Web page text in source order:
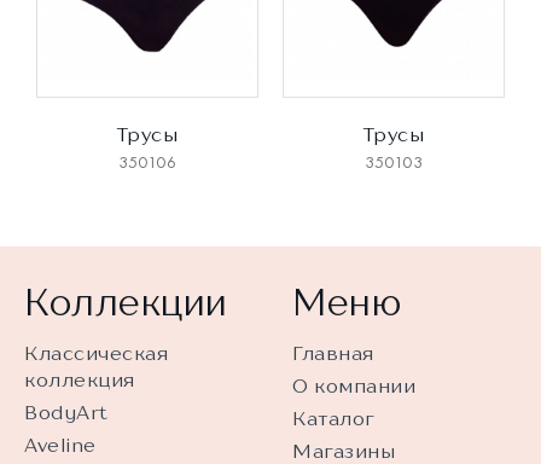
Трусы
350106
Трусы
350103
Коллекции
Классическая
коллекция
BodyArt
Aveline
Меню
Главная
О компании
Каталог
Магазины